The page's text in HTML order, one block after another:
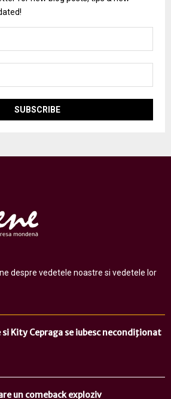
despre vedetele noastre si vedetele lor
si Kity Cepraga se iubesc necondiţionat
un comeback exploziv